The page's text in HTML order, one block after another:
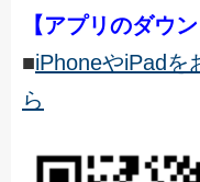
【アプリのダウン
■iPhoneやiPadを
ら